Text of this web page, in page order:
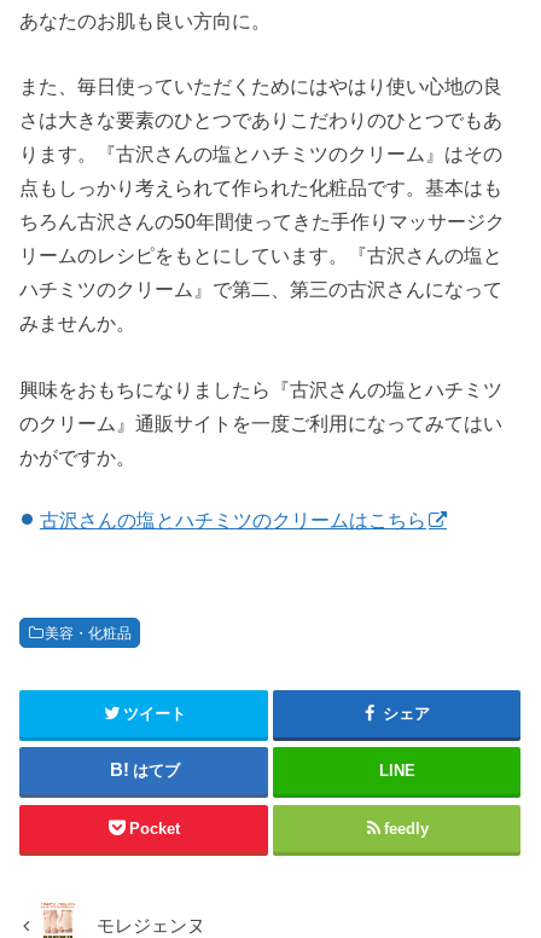
あなたのお肌も良い方向に。
また、毎日使っていただくためにはやはり使い心地の良
さは大きな要素のひとつでありこだわりのひとつでもあ
ります。『古沢さんの塩とハチミツのクリーム』はその
点もしっかり考えられて作られた化粧品です。基本はも
ちろん古沢さんの50年間使ってきた手作りマッサージク
リームのレシピをもとにしています。『古沢さんの塩と
ハチミツのクリーム』で第二、第三の古沢さんになって
みませんか。
興味をおもちになりましたら『古沢さんの塩とハチミツ
のクリーム』通販サイトを一度ご利用になってみてはい
かがですか。
古沢さんの塩とハチミツのクリームはこちら
美容・化粧品
ツイート シェア
はてブ LINE
Pocket feedly
モレジェンヌ